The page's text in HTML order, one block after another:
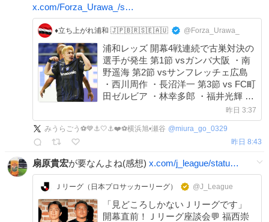
x.com/Forza_Urawa_/s…
♦️立ち上がれ浦和 🇯🇵🇧🇷🇸🇪🇦🇺 @Forza_Urawa_
浦和レッズ 開幕4戦連続で古巣対決の
選手が発生 第1節 vsガンバ大阪 ・南
野遥海 第2節 vsサンフレッチェ広島
・西川周作 ・長沼洋一 第3節 vs FC町
田ゼルビア ・林幸多郎 ・福井光輝 ・
オナイウ阿道 ・水沼宏太
昨日 3:37
みうらごう⚽💙⚓🤍⚓❤️⚽横浜旭•瀬谷 @miura_go_0329
昨日 8:43
扇原貴宏が要なんよね(感想) x.com/j_league/statu…
Ｊリーグ（日本プロサッカーリーグ） @J_League
「見どころしかないＪリーグです」
開幕直前！Ｊリーグ座談会💬 福西崇